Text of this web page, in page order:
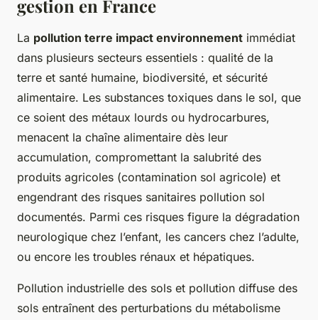
gestion en France
La pollution terre impact environnement immédiat
dans plusieurs secteurs essentiels : qualité de la
terre et santé humaine, biodiversité, et sécurité
alimentaire. Les substances toxiques dans le sol, que
ce soient des métaux lourds ou hydrocarbures,
menacent la chaîne alimentaire dès leur
accumulation, compromettant la salubrité des
produits agricoles (contamination sol agricole) et
engendrant des risques sanitaires pollution sol
documentés. Parmi ces risques figure la dégradation
neurologique chez l’enfant, les cancers chez l’adulte,
ou encore les troubles rénaux et hépatiques.
Pollution industrielle des sols et pollution diffuse des
sols entraînent des perturbations du métabolisme